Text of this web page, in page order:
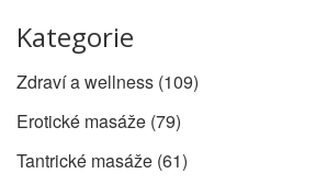
Kategorie
Zdraví a wellness (109)
Erotické masáže (79)
Tantrické masáže (61)